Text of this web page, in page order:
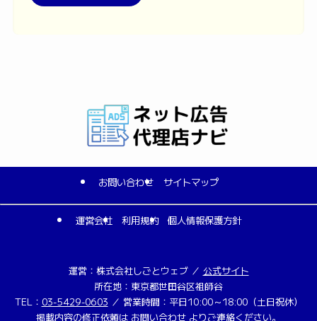
お問い合わせ サイトマップ
運営会社 利用規約 個人情報保護方針
運営：株式会社しごとウェブ ／ 公式サイト
所在地：東京都世田谷区祖師谷
TEL： 03-5429-0603 ／ 営業時間：平日10:00～18:00（土日祝休）
掲載内容の修正依頼は お問い合わせ よりご連絡ください。